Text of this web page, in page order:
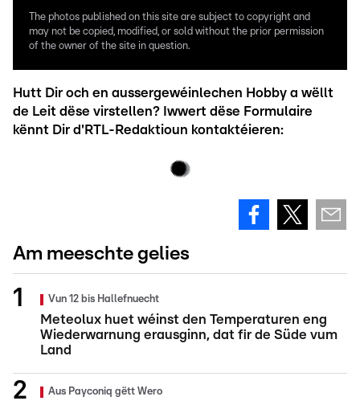
The photos published on this site are subject to copyright and
may not be copied, modified, or sold without the prior permission
of the owner of the site in question.
Hutt Dir och en aussergewéinlechen Hobby a wëllt
de Leit dëse virstellen? Iwwert dëse Formulaire
kënnt Dir d'RTL-Redaktioun kontaktéieren:
Am meeschte gelies
Vun 12 bis Hallefnuecht
Meteolux huet wéinst den Temperaturen eng
Wiederwarnung erausginn, dat fir de Süde vum
Land
Aus Payconiq gëtt Wero